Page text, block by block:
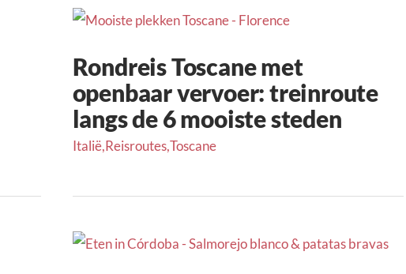
Rondreis Toscane met
openbaar vervoer: treinroute
langs de 6 mooiste steden
Italië,Reisroutes,Toscane